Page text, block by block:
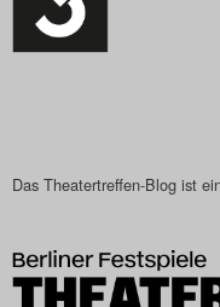
Das
Das
Das Theatertreffen-Blog ist